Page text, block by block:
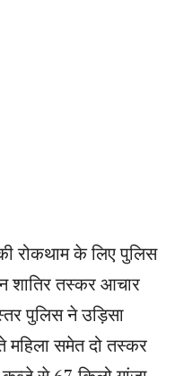
रोकथाम के लिए पुलिस
शातिर तस्कर आचार
पुलिस ने उड़िसा
समेत दो तस्कर